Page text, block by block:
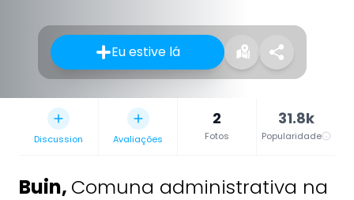
Eu estive lá
Discussion Avaliações
2
Fotos
31.8k
Popularidade
Buin, Comuna administrativa na